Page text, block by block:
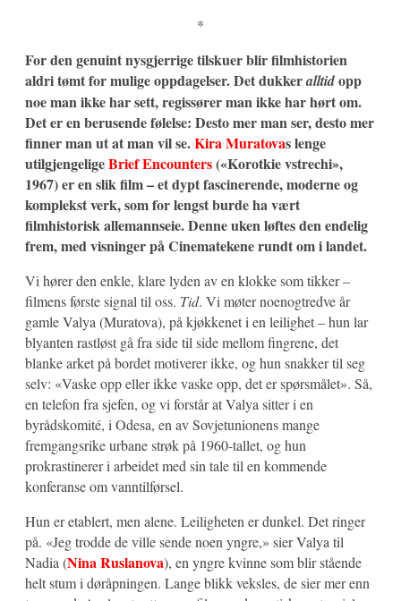
*
For den genuint nysgjerrige tilskuer blir filmhistorien
aldri tømt for mulige oppdagelser. Det dukkeralltidopp
noe man ikke har sett, regissører man ikke har hørt om.
Det er en berusende følelse: Desto mer man ser, desto mer
finner man ut at man vil se.Kira Muratovas lenge
utilgjengeligeBrief Encounters(«Korotkie vstrechi»,
1967) er en slik film – et dypt fascinerende, moderne og
komplekst verk, som for lengst burde ha vært
filmhistorisk allemannseie. Denne uken løftes den endelig
frem, med visninger på Cinematekene rundt om i landet.
Vi hører den enkle, klare lyden av en klokke som tikker –
filmens første signal til oss. Tid. Vi møter noenogtredve år
gamle Valya (Muratova), på kjøkkenet i en leilighet – hun lar
blyanten rastløst gå fra side til side mellom fingrene, det
blanke arket på bordet motiverer ikke, og hun snakker til seg
selv: «Vaske opp eller ikke vaske opp, det er spørsmålet». Så,
en telefon fra sjefen, og vi forstår at Valya sitter i en
byrådskomité, i Odesa, en av Sovjetunionens mange
fremgangsrike urbane strøk på 1960-tallet, og hun
prokrastinerer i arbeidet med sin tale til en kommende
konferanse om vanntilførsel.
Hun er etablert, men alene. Leiligheten er dunkel. Det ringer
på. «Jeg trodde de ville sende noen yngre,» sier Valya til
Nadia (Nina Ruslanova), en yngre kvinne som blir stående
helt stum i døråpningen. Lange blikk veksles, de sier mer enn